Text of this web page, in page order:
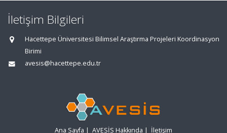
İletişim Bilgileri
Hacettepe Üniversitesi Bilimsel Araştırma Projeleri Koordinasyon
Birimi
avesis@hacettepe.edu.tr
Ana Sayfa | AVESİS Hakkında | İletişim